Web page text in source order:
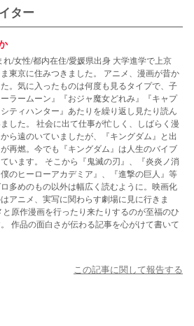
ター
れ/女性/都内在住/愛媛県出身 大学進学で上京
東京に住みつきました。 アニメ、漫画が昔か
。気に入ったものは何度も見るタイプで、子
ラームーン』『おジャ魔女どれみ』『キャプ
ティハンター』あたりを繰り返し見たり読ん
した。 社会に出て仕事が忙しく、しばらく漫
ら遠のいていましたが、『キングダム』と出
再燃。今でも『キングダム』は人生のバイブ
います。 そこから『鬼滅の刃』、『炎炎ノ消
のヒーローアカデミア』、『進撃の巨人』等
多めのもの以外は幅広く読むように。映画化
アニメ、実写に関わらす劇場に見に行きま
と原作漫画を行ったり来たりするのが至福のひ
作品の面白さが伝わる記事を心がけて書いて
この記事に関して報告する